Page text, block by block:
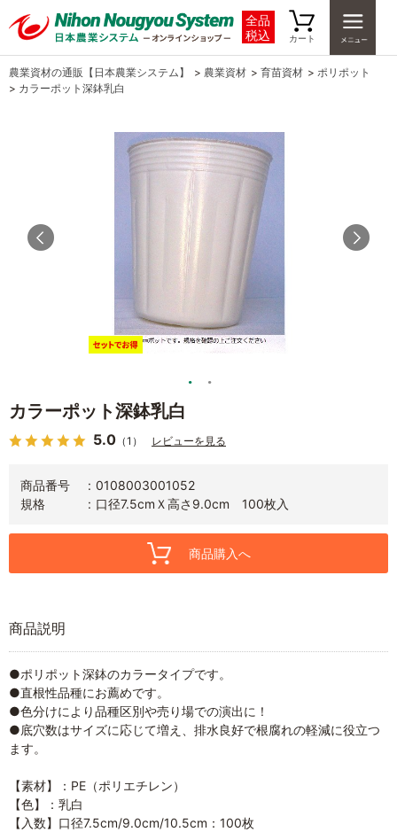
全品
税込
カート
農業資材の通販【日本農業システム】 > 農業資材 > 育苗資材 > ポリポット
> カラーポット深鉢乳白
カラーポット深鉢乳白
5.0 （1） レビューを見る
商品番号
0108003001052
規格
口径7.5cmＸ高さ9.0cm 100枚入
商品購入へ
商品説明
●ポリポット深鉢のカラータイプです。
●直根性品種にお薦めです。
●色分けにより品種区別や売り場での演出に！
●底穴数はサイズに応じて増え、排水良好で根腐れの軽減に役立つ
ます。
【素材】：PE（ポリエチレン）
【色】：乳白
【入数】口径7.5cm/9.0cm/10.5cm：100枚